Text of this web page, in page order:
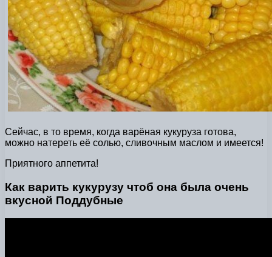
Сейчас, в то время, когда варёная кукуруза готова,
можно натереть её солью, сливочным маслом и имеется!
Приятного аппетита!
Как варить кукурузу чтоб она была очень
вкусной Поддубные